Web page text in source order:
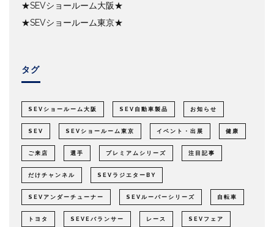
★SEVショールーム大阪★
★SEVショールーム東京★
タグ
SEVショールーム大阪 SEV自動車製品 お知らせ
SEV SEVショールーム東京 イベント・出展 健康
ご来店 選手 プレミアムシリーズ 注目記事
だけチャンネル SEVラジエターBY
SEVアンダーチューナー SEVルーパーシリーズ 自転車
トヨタ SEVEバランサー レース SEVフェア